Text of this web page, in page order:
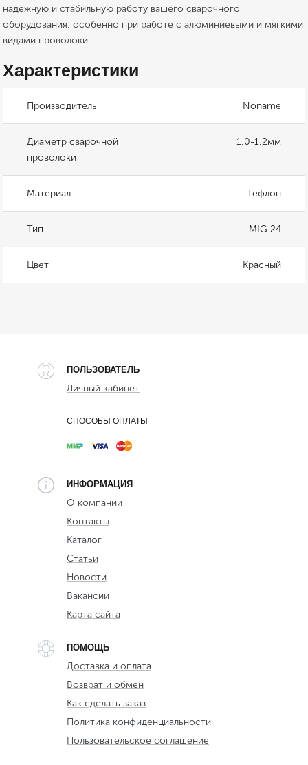
надежную и стабильную работу вашего сварочного
оборудования, особенно при работе с алюминиевыми и мягкими
видами проволоки.
Характеристики
Производитель Noname
Диаметр сварочной
проволоки
1,0-1,2мм
Материал Тефлон
Тип MIG 24
Цвет Красный
ПОЛЬЗОВАТЕЛЬ
Личный кабинет
СПОСОБЫ ОПЛАТЫ
ИНФОРМАЦИЯ
О компании
Контакты
Каталог
Статьи
Новости
Вакансии
Карта сайта
ПОМОЩЬ
Доставка и оплата
Возврат и обмен
Как сделать заказ
Политика конфиденциальности
Пользовательское соглашение